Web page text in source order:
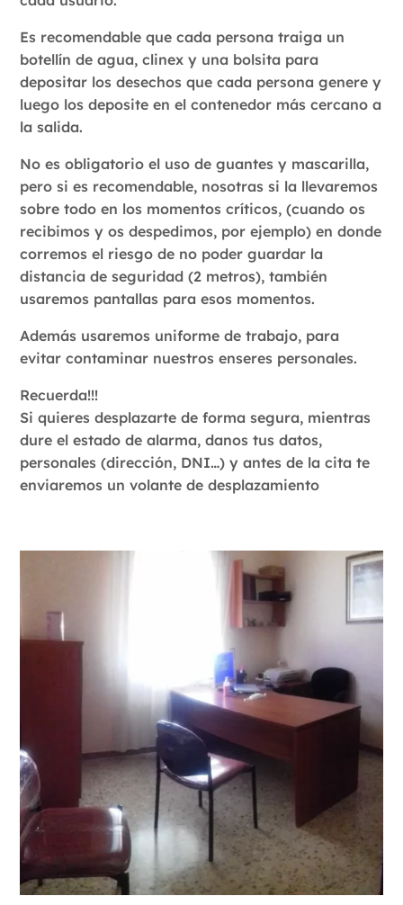
Es recomendable que cada persona traiga un
botellín de agua, clinex y una bolsita para
depositar los desechos que cada persona genere y
luego los deposite en el contenedor más cercano a
la salida.
No es obligatorio el uso de guantes y mascarilla,
pero si es recomendable, nosotras si la llevaremos
sobre todo en los momentos críticos, (cuando os
recibimos y os despedimos, por ejemplo) en donde
corremos el riesgo de no poder guardar la
distancia de seguridad (2 metros), también
usaremos pantallas para esos momentos.
Además usaremos uniforme de trabajo, para
evitar contaminar nuestros enseres personales.
Recuerda!!!
Si quieres desplazarte de forma segura, mientras
dure el estado de alarma, danos tus datos,
personales (dirección, DNI…) y antes de la cita te
enviaremos un volante de desplazamiento